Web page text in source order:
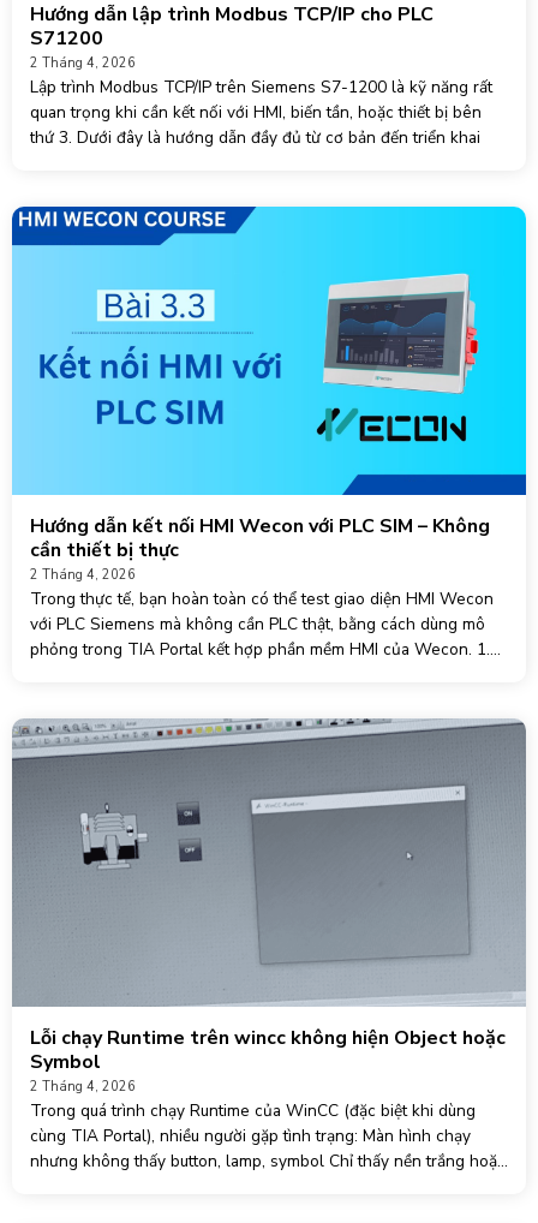
Hướng dẫn lập trình Modbus TCP/IP cho PLC
S71200
2 Tháng 4, 2026
Lập trình Modbus TCP/IP trên Siemens S7-1200 là kỹ năng rất
quan trọng khi cần kết nối với HMI, biến tần, hoặc thiết bị bên
thứ 3. Dưới đây là hướng dẫn đầy đủ từ cơ bản đến triển khai
Hướng dẫn kết nối HMI Wecon với PLC SIM – Không
cần thiết bị thực
2 Tháng 4, 2026
Trong thực tế, bạn hoàn toàn có thể test giao diện HMI Wecon
với PLC Siemens mà không cần PLC thật, bằng cách dùng mô
phỏng trong TIA Portal kết hợp phần mềm HMI của Wecon. 1.
Lỗi chạy Runtime trên wincc không hiện Object hoặc
Symbol
2 Tháng 4, 2026
Trong quá trình chạy Runtime của WinCC (đặc biệt khi dùng
cùng TIA Portal), nhiều người gặp tình trạng: Màn hình chạy
nhưng không thấy button, lamp, symbol Chỉ thấy nền trắng hoặc